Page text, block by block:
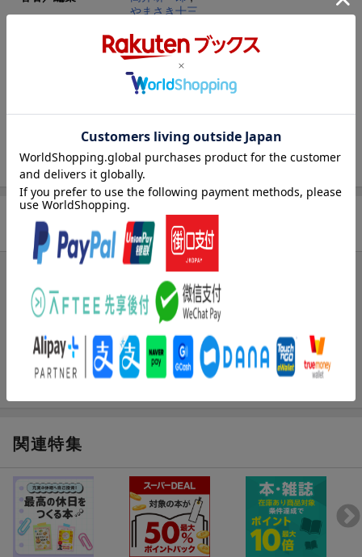
やまさき十三
GSコミックス
コミック
ISBN 9784056027433
商品レビュー
まだレビューがありません。
関連特集